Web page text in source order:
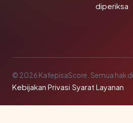
diperiksa
© 2026 KafepisaScore. Semua hak
Kebijakan Privasi·Syarat Layanan